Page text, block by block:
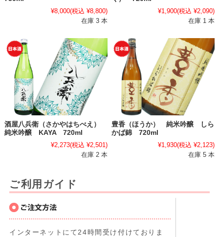
¥8,000(税込 ¥8,800)
在庫 3 本
¥1,900(税込 ¥2,090)
在庫 1 本
酒屋八兵衛（さかやはちべえ）
純米吟醸 KAYA 720ml
¥2,273(税込 ¥2,501)
在庫 2 本
豊香（ほうか） 純米吟醸 しら
かば錦 720ml
¥1,930(税込 ¥2,123)
在庫 5 本
ご利用ガイド
インターネットにて24時間受け付けておりま